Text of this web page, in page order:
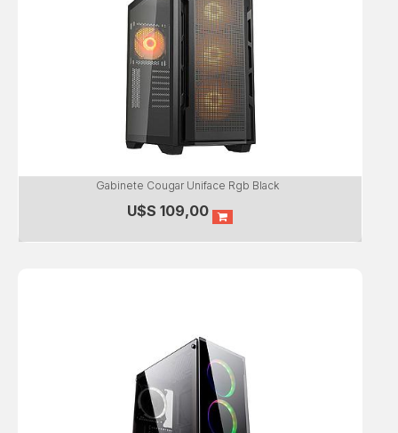
Gabinete Cougar Uniface Rgb Black
U$S 109,00